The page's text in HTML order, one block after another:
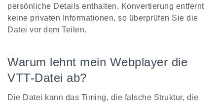
persönliche Details enthalten. Konvertierung entfernt
keine privaten Informationen, so überprüfen Sie die
Datei vor dem Teilen.
Warum lehnt mein Webplayer die
VTT-Datei ab?
Die Datei kann das Timing, die falsche Struktur, die